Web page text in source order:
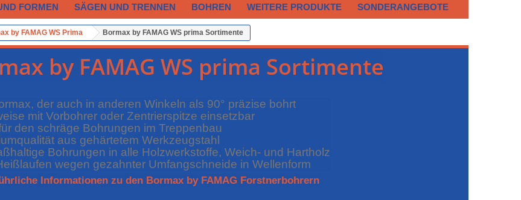
FORMEN SÄGEN UND TRENNEN BOHREN WEITERE PRODUKTE SONDERANGEBOTE
by FAMAG WS Prima Bormax by FAMAG WS prima Sortimente
by FAMAG WS prima Sortimente
der auch in anderen Winkeln als 90° präzise bohrt
mit Vorbohrer oder Zentrierspitze einsetzbar
den schräge Bohrungen im Treppenbau
aus gehärtetem Werkzeugstahl
Bohrungen in alle Holzwerkstoffe, Weich- und Hartholz
wegen gezahnter Umfangschneide in Wellenform
Informationen zu den Bormax by FAMAG Forstnerbohrern